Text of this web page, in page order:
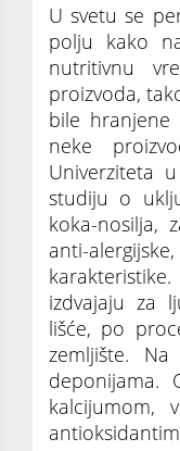
U svetu se
polju kako
nutritivnu
proizvoda,
bile hranjene
neke
Univerziteta
studiju o
koka-nosilja,
anti-
izdvajaju za
lišće, po
zemljište.
deponijama.
kalcijumom,